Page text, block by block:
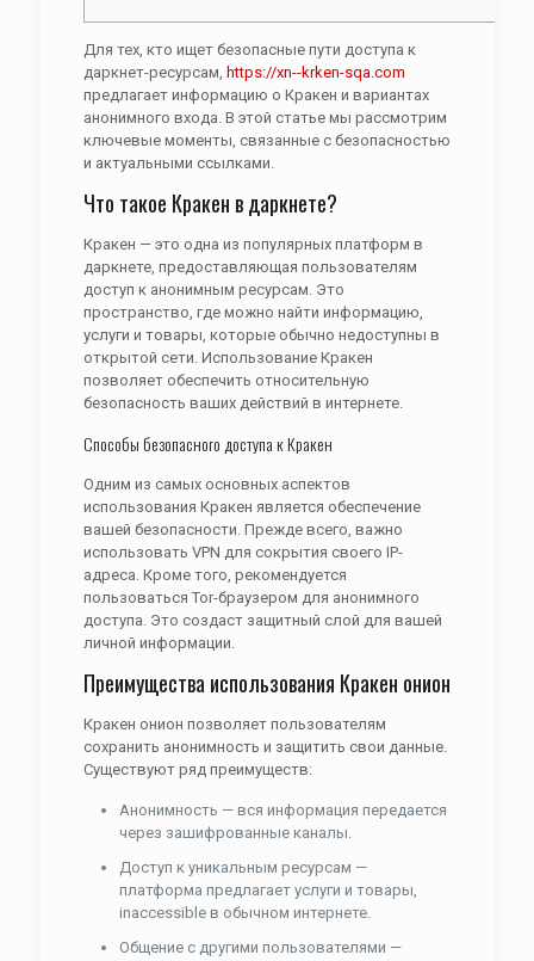
Для тех, кто ищет безопасные пути доступа к
даркнет-ресурсам, https://xn--krken-sqa.com
предлагает информацию о Кракен и вариантах
анонимного входа. В этой статье мы рассмотрим
ключевые моменты, связанные с безопасностью
и актуальными ссылками.
Что такое Кракен в даркнете?
Кракен — это одна из популярных платформ в
даркнете, предоставляющая пользователям
доступ к анонимным ресурсам. Это
пространство, где можно найти информацию,
услуги и товары, которые обычно недоступны в
открытой сети. Использование Кракен
позволяет обеспечить относительную
безопасность ваших действий в интернете.
Способы безопасного доступа к Кракен
Одним из самых основных аспектов
использования Кракен является обеспечение
вашей безопасности. Прежде всего, важно
использовать VPN для сокрытия своего IP-
адреса. Кроме того, рекомендуется
пользоваться Tor-браузером для анонимного
доступа. Это создаст защитный слой для вашей
личной информации.
Преимущества использования Кракен онион
Кракен онион позволяет пользователям
сохранить анонимность и защитить свои данные.
Существуют ряд преимуществ:
Анонимность — вся информация передается
через зашифрованные каналы.
Доступ к уникальным ресурсам —
платформа предлагает услуги и товары,
inaccessible в обычном интернете.
Общение с другими пользователями —